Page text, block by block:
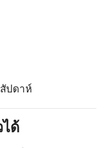
ปดาห์
ด้